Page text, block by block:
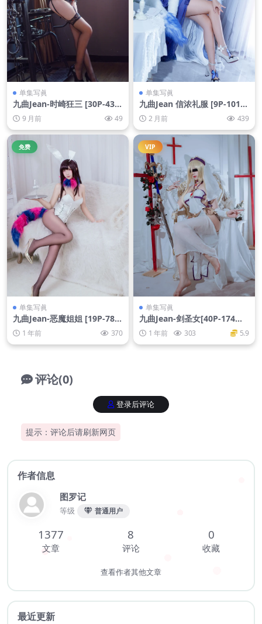
单集写眞
九曲Jean-时崎狂三 [30P-435
MB]9 月前 49
单集写眞
九曲Jean 信浓礼服 [9P-101M
B] 2 月前 439
免费
单集写眞
九曲Jean-恶魔姐姐 [19P-78M
B] 1 年前 370
VIP
单集写眞
九曲Jean-剑圣女[40P-174M
B] 1 年前 303 5.9
评论(0)
提示：评论后请刷新网页
登录后评论
作者信息
图罗记
等级 普通用户
1377
文章
8
评论
0
收藏
查看作者其他文章
最近更新